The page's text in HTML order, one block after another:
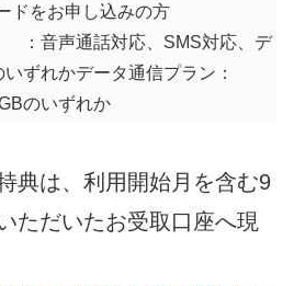
ドをお申し込みの方
：音声通話対応、SMS対応、デ
いずれかデータ通信プラン ：
のいずれか
典は、利用開始月を含む9
ただいたお受取口座へ現